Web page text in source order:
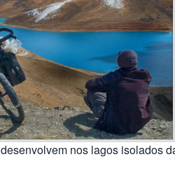
nos lagos isolados